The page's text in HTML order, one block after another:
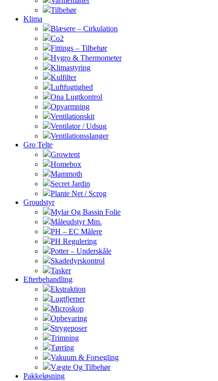
Tilbehør
Klima
Blæsere – Cirkulation
Co2
Fittings – Tilbehør
Hygro & Thermometer
Klimastyring
Kulfilter
Luftfugtighed
Ona Lugtkontrol
Opvarmning
Ventilationskit
Ventilator / Udsug
Ventilationsslanger
Gro Telte
Growtent
Homebox
Mammoth
Secret Jardin
Plante Net / Scrog
Groudstyr
Mylar Og Bassin Folie
Måleudstyr Mm.
PH – EC Målere
PH Regulering
Potter – Underskåle
Skadedyrskontrol
Tasker
Efterbehandling
Ekstraktion
Lugtfjerner
Microskop
Opbevaring
Strygeposer
Trimning
Tørring
Vakuum & Forsegling
Vægte Og Tilbehør
Pakkeløsning